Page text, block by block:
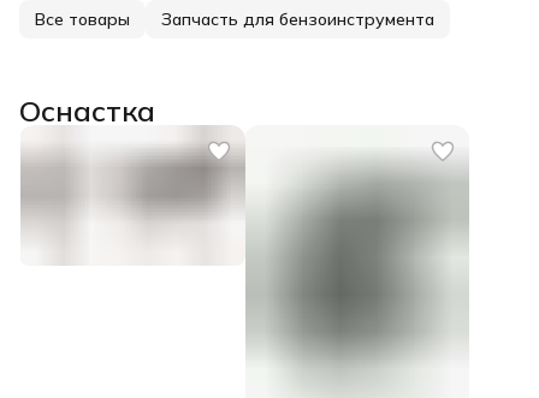
Все товары Запчасть для бензоинструмента
Оснастка